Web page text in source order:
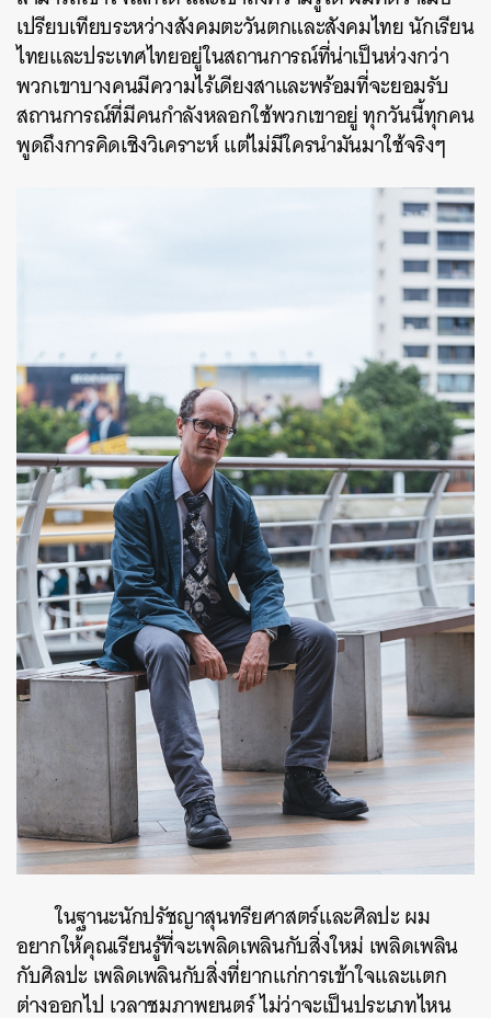
เปรียบเทียบระหว่างสังคมตะวันตกและสังคมไทย นักเรียน
ไทยและประเทศไทยอยู่ในสถานการณ์ที่น่าเป็นห่วงกว่า
พวกเขาบางคนมีความไร้เดียงสาและพร้อมที่จะยอมรับ
สถานการณ์ที่มีคนกำลังหลอกใช้พวกเขาอยู่ ทุกวันนี้ทุกคน
พูดถึงการคิดเชิงวิเคราะห์ แต่ไม่มีใครนำมันมาใช้จริงๆ
ในฐานะนักปรัชญาสุนทรียศาสตร์และศิลปะ ผม
อยากให้คุณเรียนรู้ที่จะเพลิดเพลินกับสิ่งใหม่ เพลิดเพลิน
กับศิลปะ เพลิดเพลินกับสิ่งที่ยากแก่การเข้าใจและแตก
ต่างออกไป เวลาชมภาพยนตร์ ไม่ว่าจะเป็นประเภทไหน